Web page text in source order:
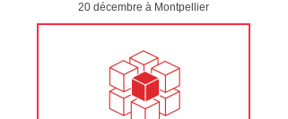
20 décembre à Montpellier